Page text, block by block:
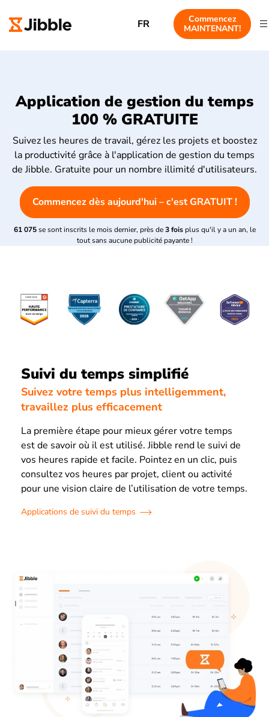
FR
Commencez
MAINTENANT!
Application de gestion du temps
100 % GRATUITE
Suivez les heures de travail, gérez les projets et boostez
la productivité grâce à l'application de gestion du temps
de Jibble. Gratuite pour un nombre illimité d'utilisateurs.
Commencez dès aujourd'hui – c'est GRATUIT !
61 075 se sont inscrits le mois dernier, près de 3 fois plus qu'il y a un an, le
tout sans aucune publicité payante !
Suivi du temps simplifié
Suivez votre temps plus intelligemment,
travaillez plus efficacement
La première étape pour mieux gérer votre temps
est de savoir où il est utilisé. Jibble rend le suivi de
vos heures rapide et facile. Pointez en un clic, puis
consultez vos heures par projet, client ou activité
pour une vision claire de l’utilisation de votre temps.
Applications de suivi du temps